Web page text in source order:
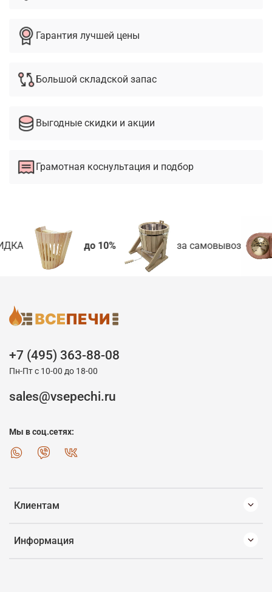
Гарантия лучшей цены
Большой складской запас
Выгодные скидки и акции
Грамотная коснультация и подбор
до 10% за самовывоз
Клиентам
Информация
+7 (495) 363-88-08
Пн-Пт с 10-00 до 18-00
sales@vsepechi.ru
Мы в соц.сетях: